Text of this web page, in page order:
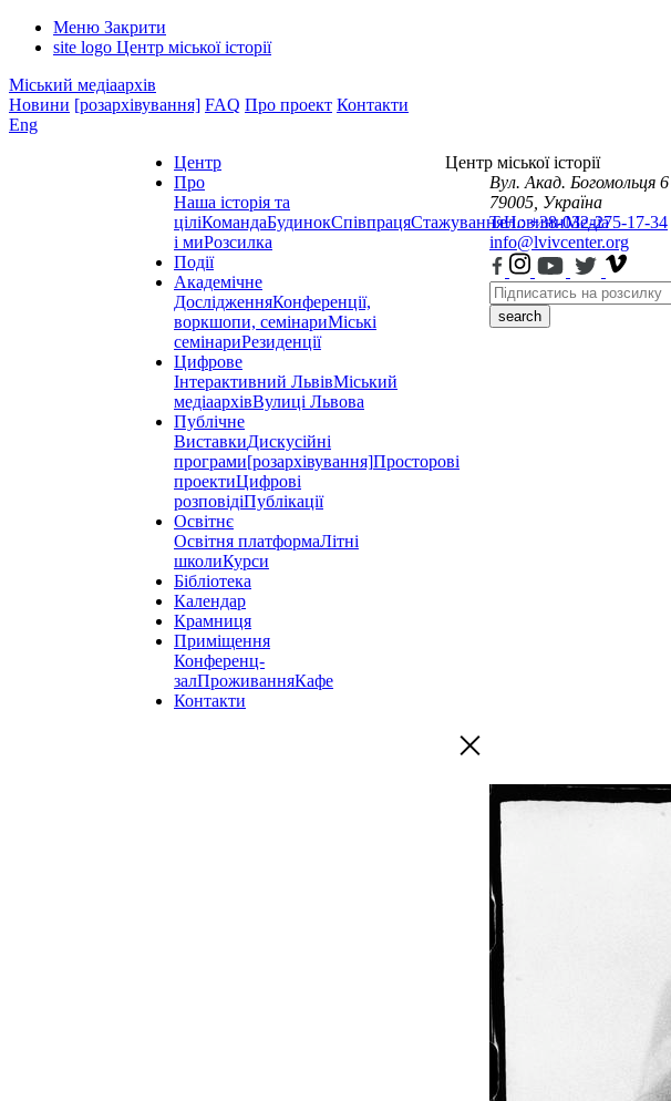
Меню Закрити
site logo Центр міської історії
Міський медіаархів
Новини [розархівування] FAQ Про проект Контакти
Eng
Центр
Про
Наша історія та
ціліКомандаБудинокСпівпрацяСтажуванняНовиниМедіа
і миРозсилка
Події
Академічне
ДослідженняКонференції,
воркшопи, семінариМіські
семінариРезиденції
Цифрове
Інтерактивний ЛьвівМіський
медіаархівВулиці Львова
Публічне
ВиставкиДискусійні
програми[розархівування]Просторові
проектиЦифрові
розповідіПублікації
Освітнє
Освітня платформаЛітні
школиКурси
Бібліотека
Календар
Крамниця
Приміщення
Конференц-
залПроживанняКафе
Контакти
Центр міської історії
Вул. Акад. Богомольця 6
79005, Україна
Тел.: +38-032-275-17-34
info@lvivcenter.org
search